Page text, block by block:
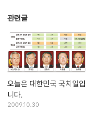
관련글
오늘은 대한민국 국치일입
니다.
2009.10.30